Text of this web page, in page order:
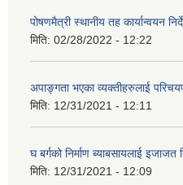
पोषणमैत्री स्थानीय तह कार्यान्वयन
मिति: 02/28/2022 - 12:22
अपाङ्गता भएका व्यक्तीहरुलाई
मिति: 12/31/2021 - 12:11
घ बर्गको निर्माण ब्याबसायलाई इजाजत
मिति: 12/31/2021 - 12:09